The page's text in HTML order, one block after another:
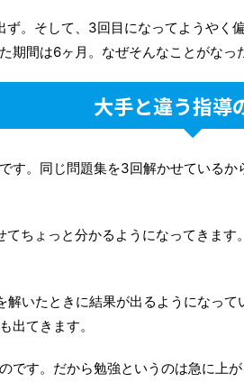
ず。そして、3回目になってようやく
期間は6ヶ月。なぜそんなことがなっ
大手と違う指導
す。同じ問題集を3回解かせている
てちょっと分かるようになってきま
解いたときに結果が出るようになっ
出てきます。
です。だから勉強というのは急に上